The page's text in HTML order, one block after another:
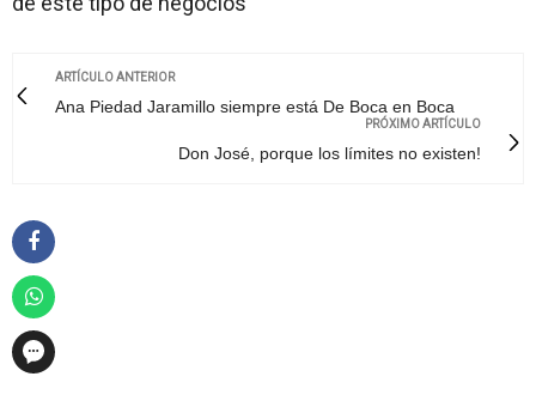
ARTÍCULO ANTERIOR
Ana Piedad Jaramillo siempre está De Boca en Boca
PRÓXIMO ARTÍCULO
Don José, porque los límites no existen!